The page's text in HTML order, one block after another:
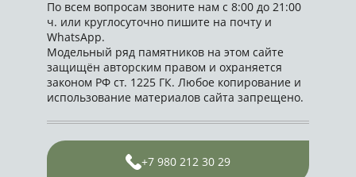
По всем вопросам звоните нам с 8:00 до 21:00
ч. или круглосуточно пишите на почту и
WhatsApp.
Модельный ряд памятников на этом сайте
защищён авторским правом и охраняется
законом РФ ст. 1225 ГК. Любое копирование и
использование материалов сайта запрещено.
+7 980 212 30 29